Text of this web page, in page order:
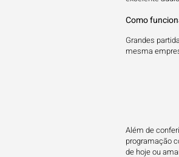
Como
Grandes
mesma
Além de
programação
de hoje ou